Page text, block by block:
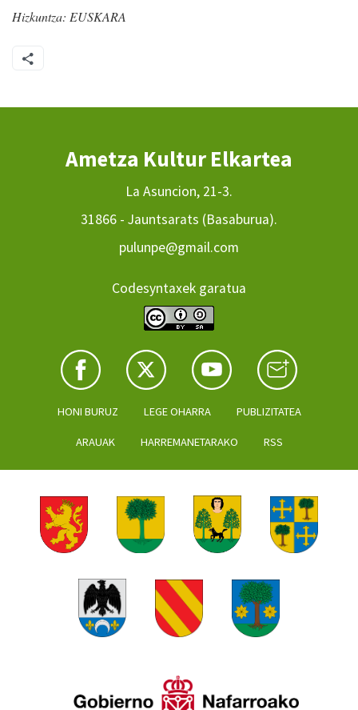
Hizkuntza: EUSKARA
Ametza Kultur Elkartea
La Asuncion, 21-3.
31866 - Jauntsarats (Basaburua).
pulunpe@gmail.com
Codesyntaxek garatua
HONI BURUZ LEGE OHARRA PUBLIZITATEA
ARAUAK HARREMANETARAKO RSS